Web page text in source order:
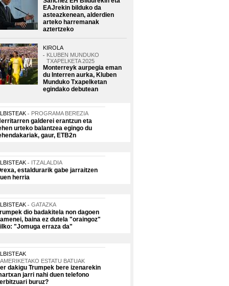
EAJrekin bilduko da
asteazkenean, alderdien
arteko harremanak
aztertzeko
KIROLA
KLUBEN MUNDUKO
TXAPELKETA 2025
Monterreyk aurpegia eman
du Interren aurka, Kluben
Munduko Txapelketan
egindako debutean
PROGRAMA BEREZIA
galderei erantzun eta
urteko balantzea egingo du
gaur, ETB2n
ITZALALDIA
estaldurarik gabe jarraitzen
herria
GATAZKA
dio badakitela non dagoen
baina ez dutela "oraingoz"
"Jomuga erraza da"
AMERIKETAKO ESTATU BATUAK
dakigu Trumpek bere izenarekin
jarri nahi duen telefono
buruz?